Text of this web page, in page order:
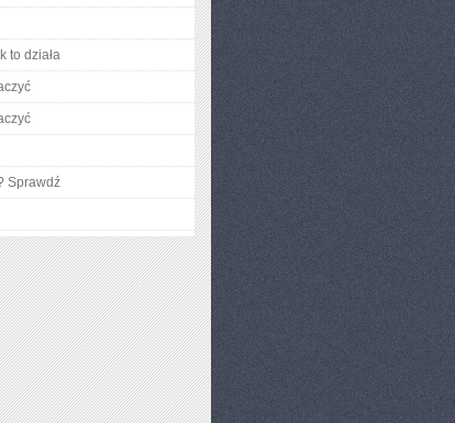
to działa
Sprawdź